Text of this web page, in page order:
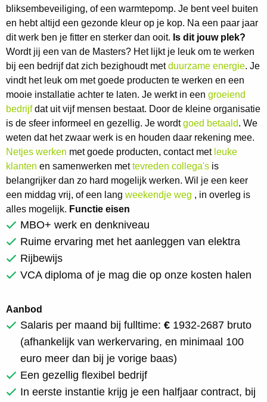
bliksembeveiliging, of een warmtepomp. Je bent veel buiten
en hebt altijd een gezonde kleur op je kop. Na een paar jaar
dit werk ben je fitter en sterker dan ooit. Is dit jouw plek?
Wordt jij een van de Masters? Het lijkt je leuk om te werken
bij een bedrijf dat zich bezighoudt metduurzame energie. Je
vindt het leuk om met goede producten te werken en een
mooie installatie achter te laten. Je werkt in een groeiend
bedrijfdat uit vijf mensen bestaat. Door de kleine organisatie
is de sfeer informeel en gezellig. Je wordtgoed betaald. We
weten dat het zwaar werk is en houden daar rekening mee.
Netjes werken met goede producten, contact met leuke
klanten en samenwerken mettevreden collega's is
belangrijker dan zo hard mogelijk werken. Wil je een keer
een middag vrij, of een lang weekendje weg , in overleg is
alles mogelijk. Functie eisen
MBO+ werk en denkniveau
Ruime ervaring met het aanleggen van elektra
Rijbewijs
VCA diploma of je mag die op onze kosten halen
Aanbod
Salaris per maand bij fulltime: € 1932-2687 bruto
(afhankelijk van werkervaring, en minimaal 100
euro meer dan bij je vorige baas)
Een gezellig flexibel bedrijf
In eerste instantie krijg je een halfjaar contract, bij